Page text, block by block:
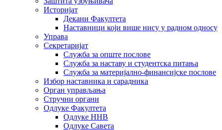
Историјат
Декани Факултета
Наставници који више нису у радном односу
Управа
Секретаријат
Служба за опште послове
Служба за наставу и студентска питања
Служба за материјално-финансијске послове
Избор наставника и сарадника
Oрган управљања
Стручни органи
Одлуке Факултета
Одлуке ННВ
Одлуке Савета